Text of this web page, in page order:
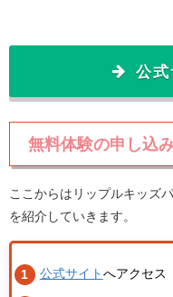
公式
無料体験の申し込
ここからはリップルキッズ
を紹介していきます。
公式サイト へアクセス